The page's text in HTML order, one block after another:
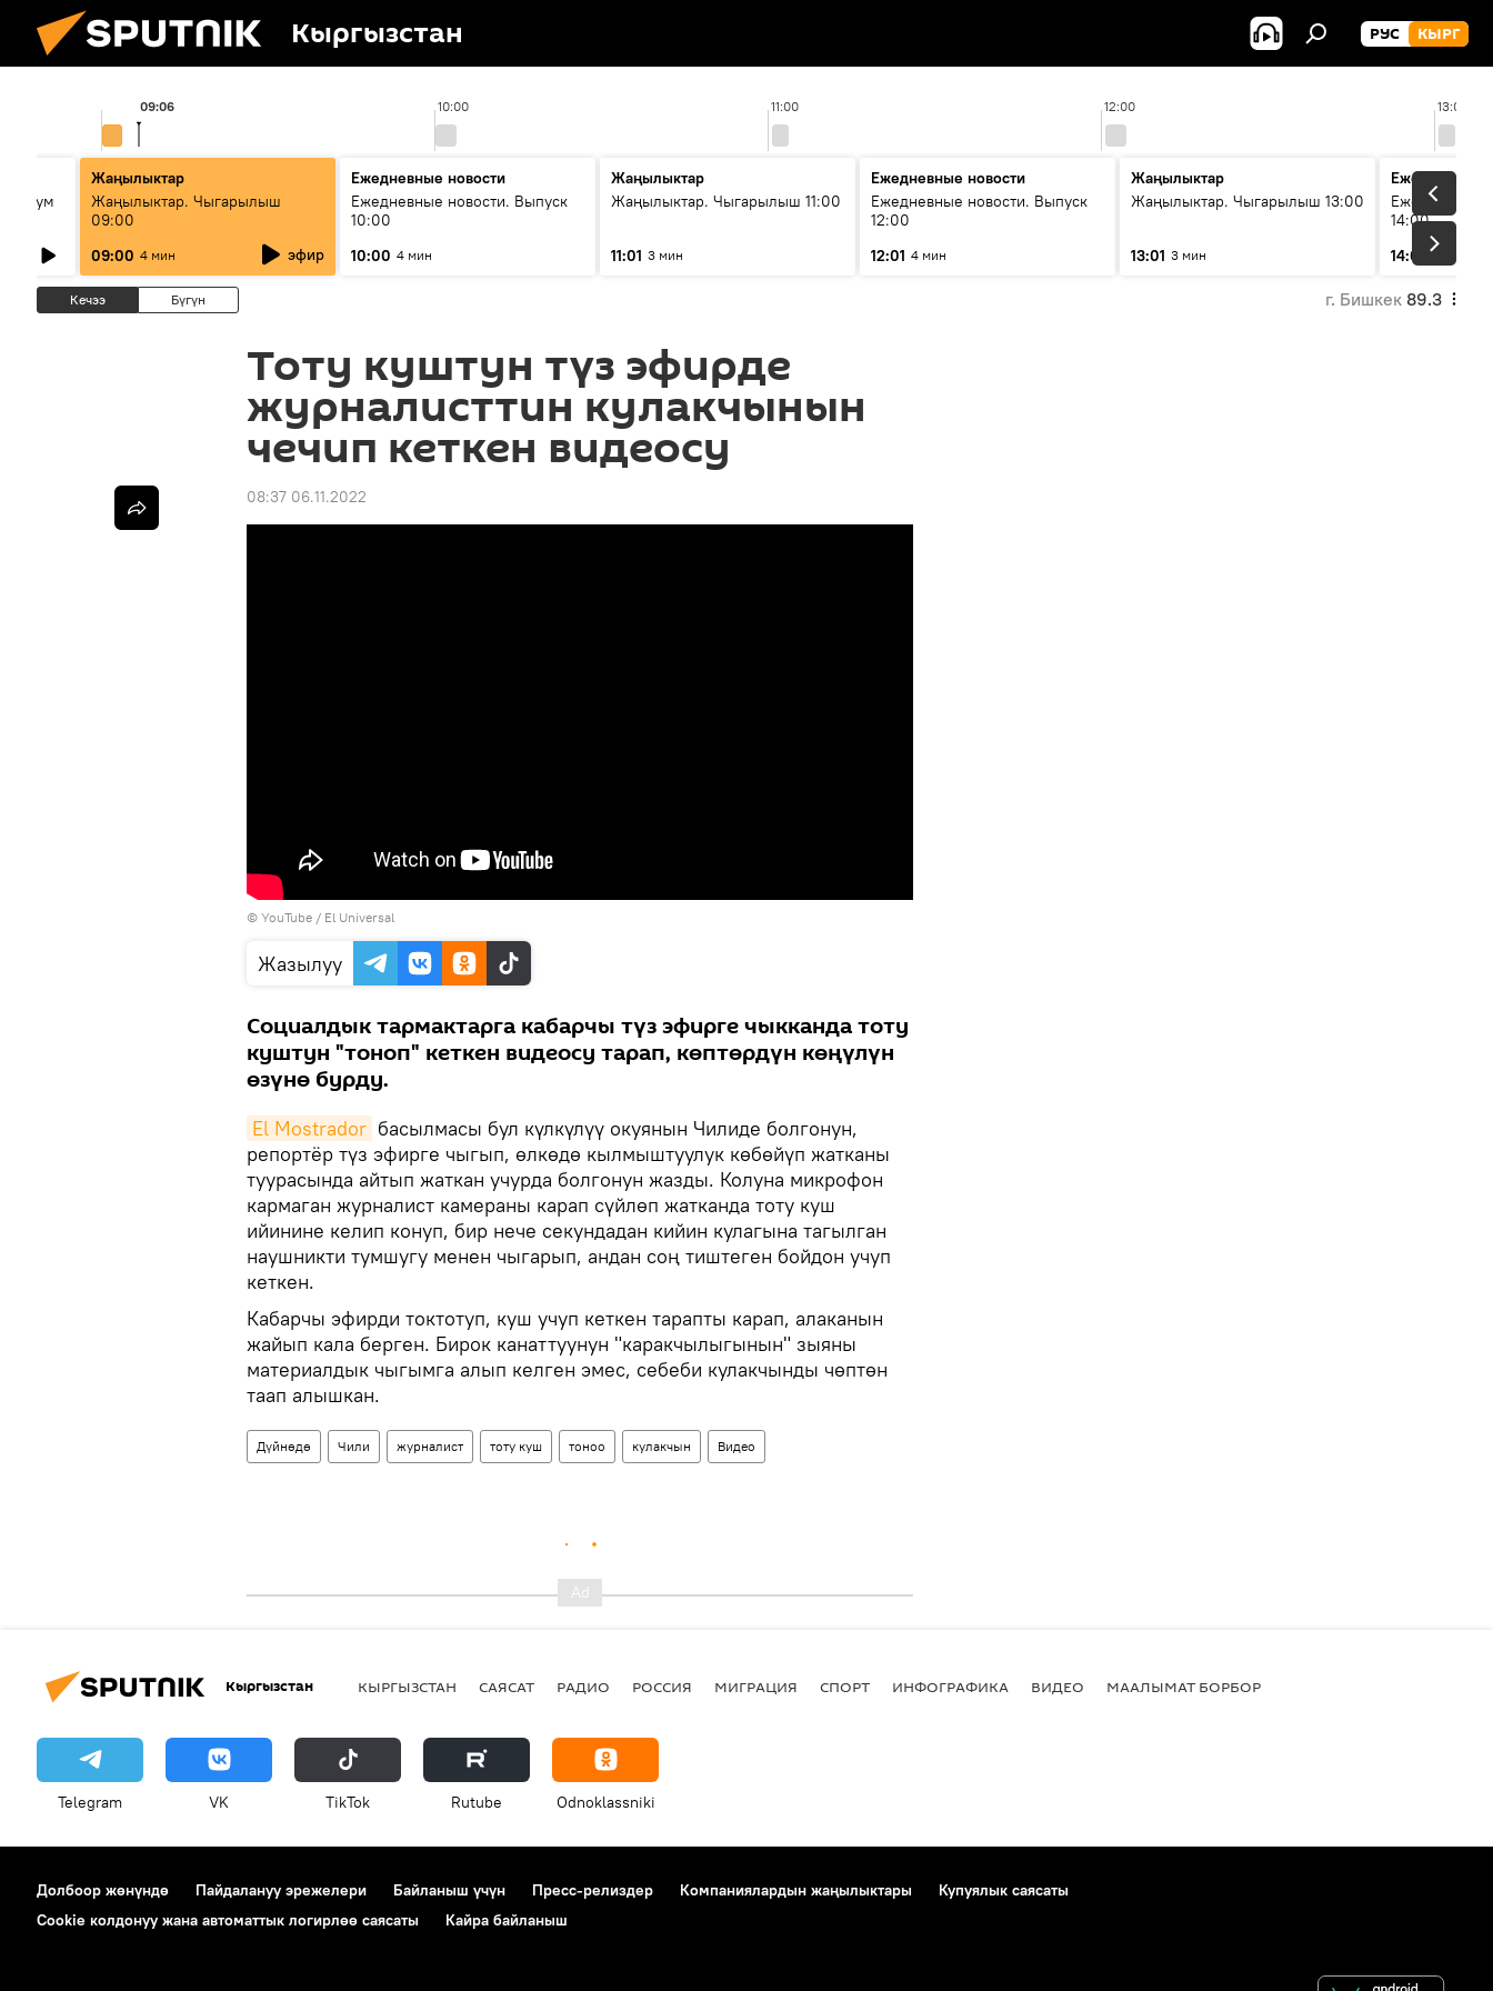
Кыргызстан РУС КЫРГ
10:00 11:00 12:00 13:00
09:06
бум
Жаңылыктар
Жаңылыктар. Чыгарылыш
09:00
09:00 4 мин эфир
Ежедневные новости
Ежедневные новости. Выпуск
10:00
10:00 4 мин
Жаңылыктар
Жаңылыктар. Чыгарылыш 11:00
11:01 3 мин
Ежедневные новости
Ежедневные новости. Выпуск
12:00
12:01 4 мин
Жаңылыктар
Жаңылыктар. Чыгарылыш 13:00
13:01 3 мин
Ежедневные
Ежедневные
14:00
14:01
3 мин
Кечээ Бүгүн г. Бишкек 89.3
Тоту куштун түз эфирде
журналисттин кулакчынын
чечип кеткен видеосу
08:37 06.11.2022
© YouTube / El Universal
Жазылуу
Социалдык тармактарга кабарчы түз эфирге чыкканда тоту
куштун "тоноп" кеткен видеосу тарап, көптөрдүн көңүлүн
өзүнө бурду.
El Mostrador басылмасы бул күлкүлүү окуянын Чилиде болгонун,
репортёр түз эфирге чыгып, өлкөдө кылмыштуулук көбөйүп жатканы
туурасында айтып жаткан учурда болгонун жазды. Колуна микрофон
кармаган журналист камераны карап сүйлөп жатканда тоту куш
ийинине келип конуп, бир нече секундадан кийин кулагына тагылган
наушникти тумшугу менен чыгарып, андан соң тиштеген бойдон учуп
кеткен.
Кабарчы эфирди токтотуп, куш учуп кеткен тарапты карап, алаканын
жайып кала берген. Бирок канаттуунун "каракчылыгынын" зыяны
материалдык чыгымга алып келген эмес, себеби кулакчынды чөптөн
таап алышкан.
Дүйнөдө Чили журналист тоту куш тоноо кулакчын Видео
Кыргызстан КЫРГЫЗСТАН САЯСАТ РАДИО РОССИЯ МИГРАЦИЯ СПОРТ ИНФОГРАФИКА ВИДЕО МААЛЫМАТ БОРБОР
Telegram VK ТikТоk Rutube Odnoklassniki
Долбоор жөнүндө Пайдалануу эрежелери Байланыш үчүн Пресс-релиздер Компаниялардын жаңылыктары
Купуялык саясаты
Cookie колдонуу жана автоматтык логирлөө саясаты
Кайра байланыш